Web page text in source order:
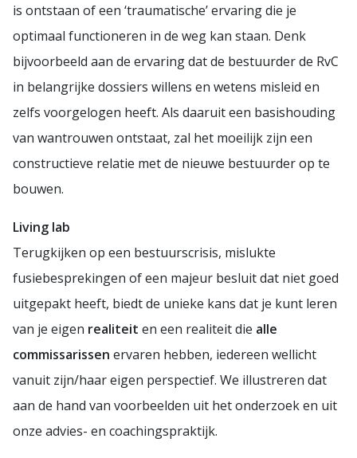
is ontstaan of een ‘traumatische’ ervaring die je
optimaal functioneren in de weg kan staan. Denk
bijvoorbeeld aan de ervaring dat de bestuurder de RvC
in belangrijke dossiers willens en wetens misleid en
zelfs voorgelogen heeft. Als daaruit een basishouding
van wantrouwen ontstaat, zal het moeilijk zijn een
constructieve relatie met de nieuwe bestuurder op te
bouwen.
Living lab
Terugkijken op een bestuurscrisis, mislukte
fusiebesprekingen of een majeur besluit dat niet goed
uitgepakt heeft, biedt de unieke kans dat je kunt leren
van je eigen realiteit en een realiteit die alle
commissarissen ervaren hebben, iedereen wellicht
vanuit zijn/haar eigen perspectief. We illustreren dat
aan de hand van voorbeelden uit het onderzoek en uit
onze advies- en coachingspraktijk.